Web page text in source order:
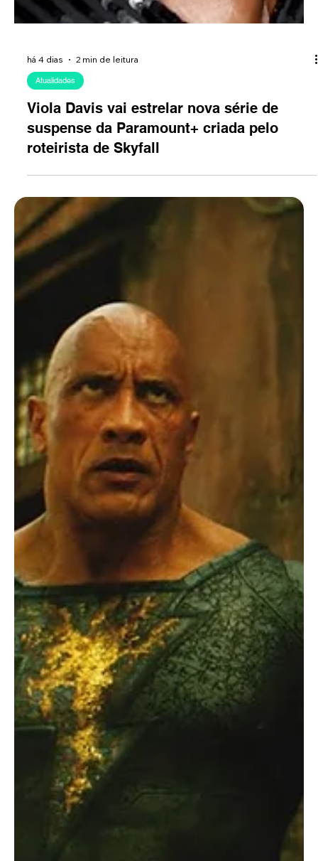
há 4 dias 2 min de leitura
Atualidades
Viola Davis vai estrelar nova série de
suspense da Paramount+ criada pelo
roteirista de Skyfall